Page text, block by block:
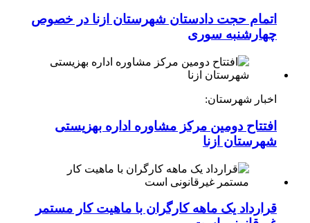
اتمام حجت دادستان شهرستان ازنا در خصوص
چهارشنبه ‌سوری
اخبار شهرستان:
افتتاح دومین مرکز مشاوره اداره بهزیستی
شهرستان ازنا
قرارداد یک ماهه کارگران با ماهیت کار مستمر